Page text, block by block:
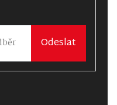
Odeslat